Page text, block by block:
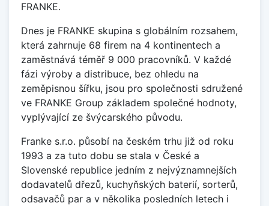
FRANKE.
Dnes je FRANKE skupina s globálním rozsahem,
která zahrnuje 68 firem na 4 kontinentech a
zaměstnává téměř 9 000 pracovníků. V každé
fázi výroby a distribuce, bez ohledu na
zeměpisnou šířku, jsou pro společnosti sdružené
ve FRANKE Group základem společné hodnoty,
vyplývající ze švýcarského původu.
Franke s.r.o. působí na českém trhu již od roku
1993 a za tuto dobu se stala v České a
Slovenské republice jedním z nejvýznamnejších
dodavatelů dřezů, kuchyňských baterií, sorterů,
odsavačů par a v několika posledních letech i